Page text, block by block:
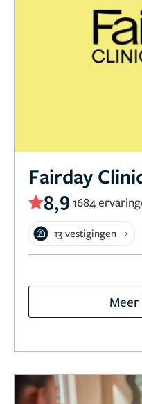
Fairday
8,9 1684
13 vestigingen